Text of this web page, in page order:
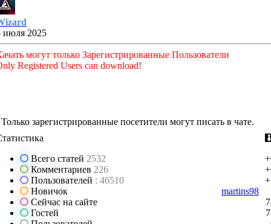
июля 2025
могут только Зарегистрированные Пользователи
Registered Users can download!
Только зарегистрированные посетители могут писать в чате.
Всего статей 2532
Комментариев 226
Пользователей : 46510
Новичок
martins98
Сейчас на сайте
Гостей